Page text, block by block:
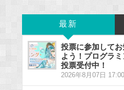
最新
投票に参加して
よう！プログラ
投票受付中！
2026年8月07日 17:00